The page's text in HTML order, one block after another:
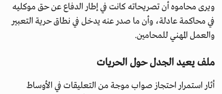
ويرى محاموه أن تصريحاته كانت في إطار الدفاع عن حق موكليه
في محاكمة عادلة، وأن ما صدر عنه يدخل في نطاق حرية التعبير
والعمل المهني للمحامين.
ملف يعيد الجدل حول الحريات
أثار استمرار احتجاز صواب موجة من التعليقات في الأوساط